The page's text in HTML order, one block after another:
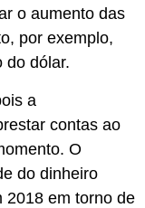
o aumento das
por exemplo,
do dólar.
a
contas ao
O
do dinheiro
2018 em torno de